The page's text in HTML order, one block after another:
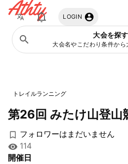
Athty LOGIN
大会を探す
大会名やこだわり条件から
トレイルランニング
第26回 みたけ山登山
フォロワーはまだいません
114
開催日